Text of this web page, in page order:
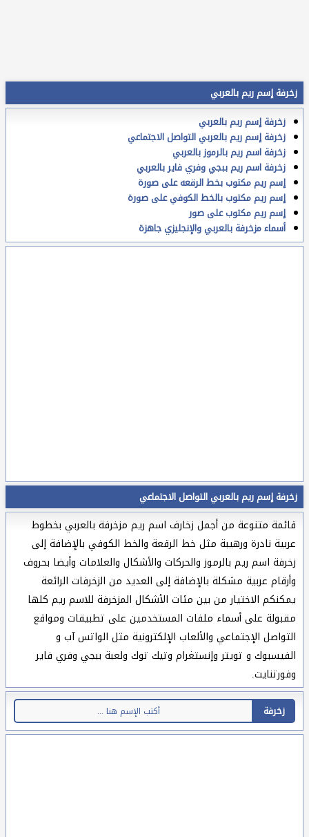
زخرفة إسم ريم بالعربي
زخرفة إسم ريم بالعربي
زخرفة إسم ريم بالعربي التواصل الاجتماعي
زخرفة اسم ريم بالرموز بالعربي
زخرفة اسم ريم ببجي وفري فاير بالعربي
إسم ريم مكتوب بخط الرقعه على صورة
إسم ريم مكتوب بالخط الكوفي على صورة
إسم ريم مكتوب على صور
أسماء مزخرفة بالعربي والإنجليزي جاهزة
زخرفة إسم ريم بالعربي التواصل الاجتماعي
قائمة متنوعة من أجمل زخارف اسم ريم مزخرفة بالعربي بخطوط
عربية نادرة ورهيبة مثل خط الرقعة والخط الكوفي بالإضافة إلى
زخرفة اسم ريم بالرموز والحركات والأشكال والعلامات وأيضا بحروف
وأرقام عربية مشكلة بالإضافة إلى العديد من الزخرفات الرائعة
يمكنكم الاختيار من بين مئات الأشكال المزخرفة للاسم ريم كلها
مقبولة على أسماء ملفات المستخدمين على تطبيقات ومواقع
التواصل الإجتماعي والألعاب الإلكترونية مثل الواتس آب و
الفيسبوك و تويتر وإنستغرام وتيك توك ولعبة ببجي وفري فاير
وفورتنايت.
زخرفة